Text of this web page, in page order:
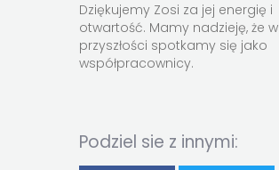
Dziękujemy Zosi za jej energię i
otwartość. Mamy nadzieję, że w
przyszłości spotkamy się jako
współpracownicy.
Podziel sie z innymi: